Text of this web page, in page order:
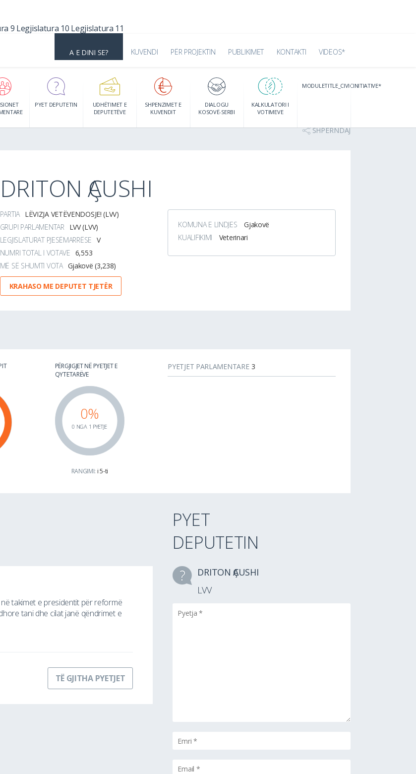
9 Legjislatura 10 Legjislatura 11
A E DINI SE? KUVENDI PËR PROJEKTIN PUBLIKIMET KONTAKTI VIDEOS*
PYET DEPUTETIN
UDHËTIMET E
DEPUTETËVE
SHPENZIMET E
KUVENDIT
DIALOGU
KOSOVË-SERBI
KALKULATORI I
VOTIMEVE
MODULETITLE_CIVICINITIATIVE*
SHPËRNDAJ
DRITON ҪAUSHI
PARTIA LËVIZJA VETËVENDOSJE! (LVV)
GRUPI PARLAMENTAR
LVV (LVV)
LEGJISLATURAT PJESËMARRËSE V
NUMRI TOTAL I VOTAVE 6,553
MË SË SHUMTI VOTA Gjakovë (3,238)
KRAHASO ME DEPUTET TJETËR
KOMUNA E LINDJES
Gjakovë
KUALIFIKIMI
Veterinari
PËRGJIGJET NË PYETJET E
QYTETARËVE
0%
0 NGA 1 PYETJE
RANGIMI: i 5-ti
PYETJET PARLAMENTARE 3
takimet e presidentit për reformë
tani dhe cilat janë qëndrimet e
TË GJITHA PYETJET
PYET
DEPUTETIN
DRITON ҪAUSHI
LVV